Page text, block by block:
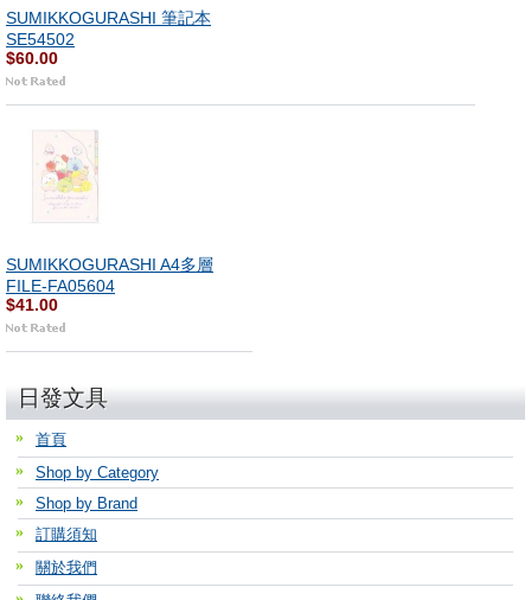
SUMIKKOGURASHI 筆記本
SE54502
$60.00
SUMIKKOGURASHI A4多層
FILE-FA05604
$41.00
日發文具
首頁
Shop by Category
Shop by Brand
訂購須知
關於我們